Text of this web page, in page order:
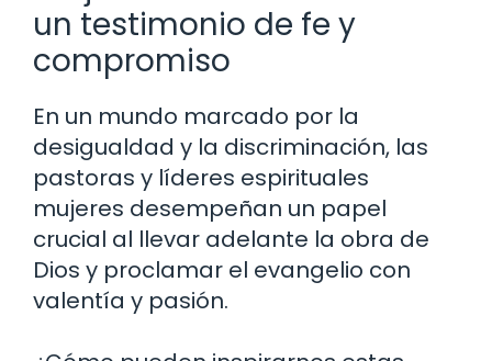
un testimonio de fe y
compromiso
En un mundo marcado por la
desigualdad y la discriminación, las
pastoras y líderes espirituales
mujeres desempeñan un papel
crucial al llevar adelante la obra de
Dios y proclamar el evangelio con
valentía y pasión.